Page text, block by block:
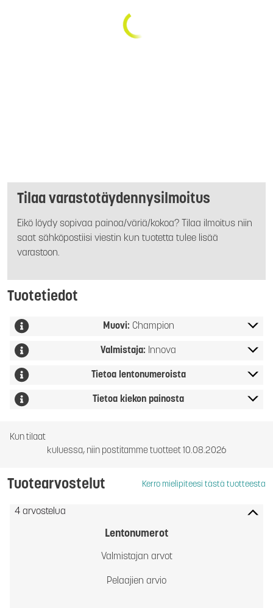
Tilaa varastotäydennysilmoitus
Eikö löydy sopivaa painoa/väriä/kokoa? Tilaa ilmoitus niin
saat sähköpostiisi viestin kun tuotetta tulee lisää
varastoon.
Tuotetiedot
Muovi: Champion
Valmistaja: Innova
Tietoa lentonumeroista
Tietoa kiekon painosta
Kun tilaat
kuluessa, niin postitamme tuotteet 10.08.2026
Tuotearvostelut Kerro mielipiteesi tästä tuotteesta
4 arvostelua
Lentonumerot
Valmistajan arvot
Pelaajien arvio